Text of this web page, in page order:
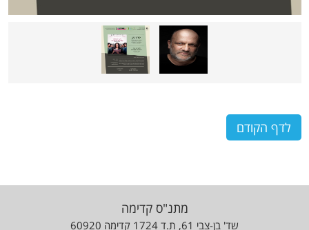
לדף הקודם
מתנ"ס קדימה
שד' בן-צבי 61, ת.ד 1724 קדימה 60920